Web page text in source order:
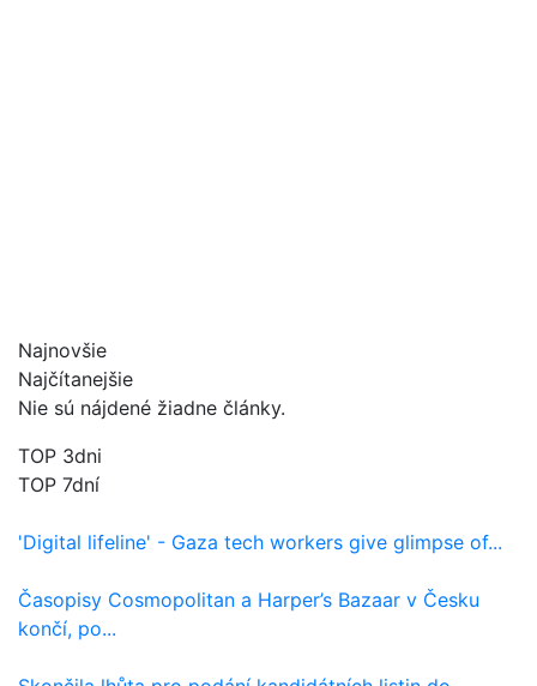
Najnovšie
Najčítanejšie
Nie sú nájdené žiadne články.
TOP 3dni
TOP 7dní
'Digital lifeline' - Gaza tech workers give glimpse of...
Časopisy Cosmopolitan a Harper’s Bazaar v Česku
končí, po...